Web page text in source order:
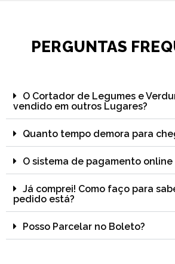
PERGUNTAS
O Cortador de Legumes e
vendido em outros Lugares?
Quanto tempo demora para
O sistema de pagamento online
Já comprei! Como faço para
pedido está?
Posso Parcelar no Boleto?